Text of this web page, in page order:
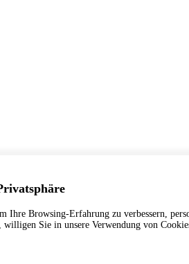
Ihre Browsing-Erfahrung zu verbessern,
Sie in unsere Verwendung von